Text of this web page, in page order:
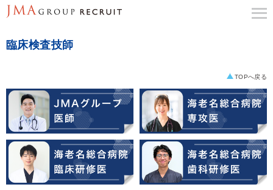
臨床検査技師
TOPへ戻る